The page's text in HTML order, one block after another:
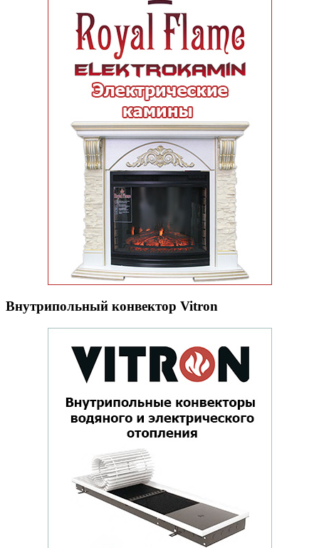
Внутрипольный конвектор Vitron